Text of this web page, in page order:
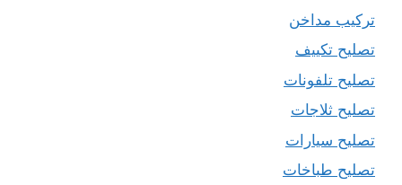
تركيب مداخن
تصليح تكييف
تصليح تلفونات
تصليح ثلاجات
تصليح سيارات
تصليح طباخات